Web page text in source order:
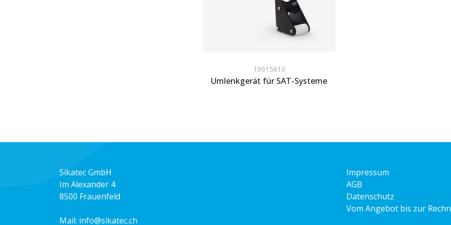
19915610
Umlenkgerät für SAT-Systeme
Sikatec GmbH
Im Alexander 4
8500 Frauenfeld
Mail: info@sikatec.ch
Impressum
AGB
Datenschutz
Vom Angebot bis zur